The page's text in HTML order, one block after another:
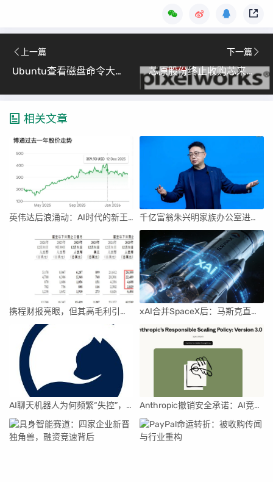
上一篇
Ubuntu查看磁盘命令大全
下一篇
芯原股份终止收购芯来智融，加速控股逐点半导体，AI算力驱动订单爆发
相关文章
英伟达后浪涌动：AI时代的新王者与隐忧 千亿富翁朱兴明家族办公室进军VC圈
携程财报亮眼，但其高毛利引发行业争议 xAI合并SpaceX后：马斯克直接介入，团队压力激增
AI聊天机器人为何频繁“失控”，背后原因及解决方案解析 Anthropic撤销安全承诺：AI竞赛中的伦理与商业博弈